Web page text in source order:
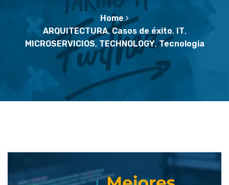
Home
ARQUITECTURA,Casos de éxito, IT,
MICROSERVICIOS, TECHNOLOGY,Tecnologia